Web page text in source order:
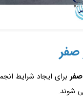
صفر
برای ایجاد شرایط
شوند.